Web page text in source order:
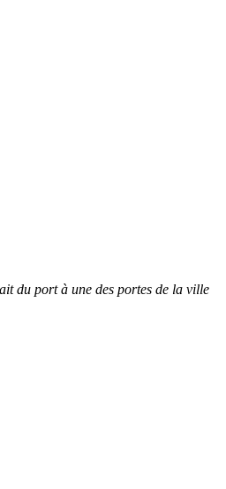
du port à une des portes de la ville